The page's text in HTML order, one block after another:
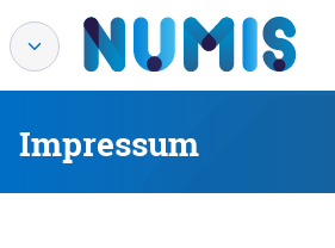
Impressum